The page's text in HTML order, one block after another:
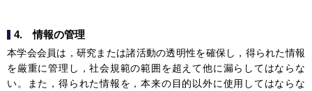
4. 情報の管理
本学会会員は，研究または諸活動の透明性を確保し，得られた情報
を厳重に管理し，社会規範の範囲を超えて他に漏らしてはならな
い。また，得られた情報を，本来の目的以外に使用してはならな